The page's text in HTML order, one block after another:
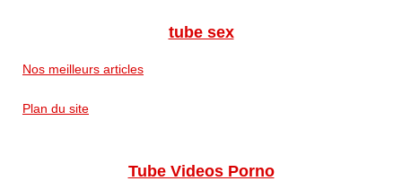
tube sex
Nos meilleurs articles
Plan du site
Tube Videos Porno